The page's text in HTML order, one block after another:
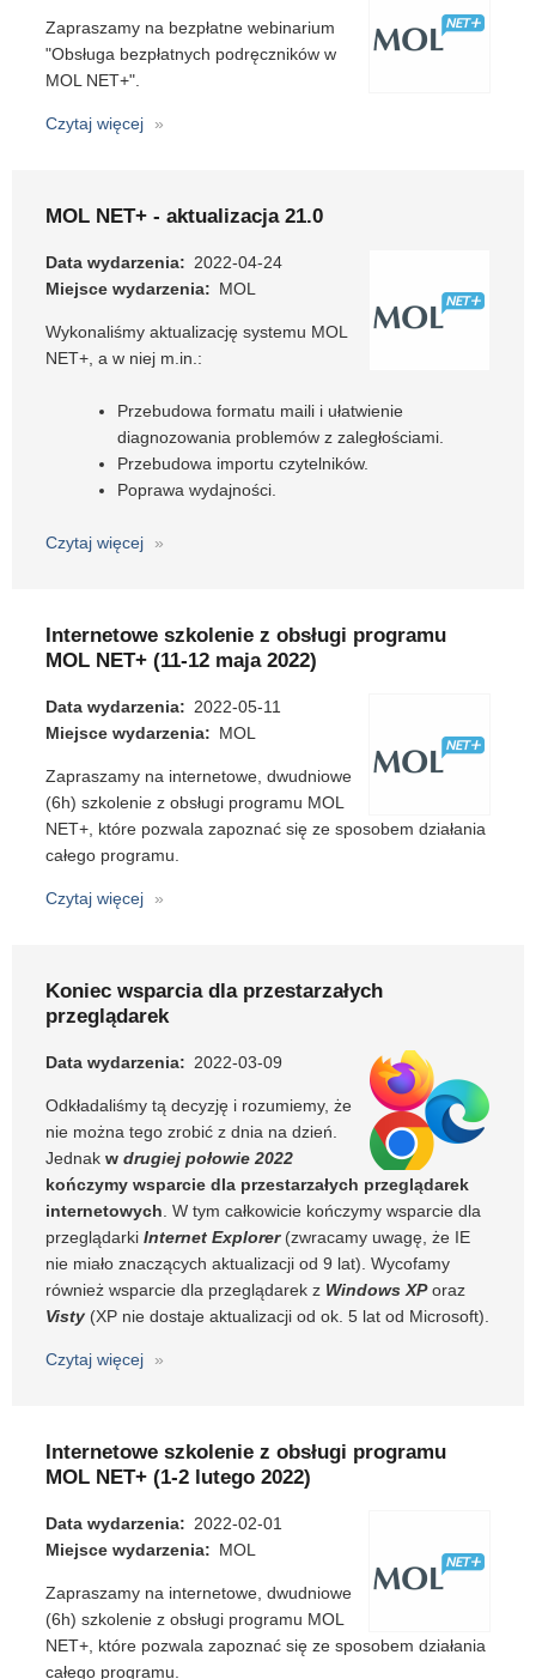
Zapraszamy na bezpłatne webinarium
"Obsługa bezpłatnych podręczników w
MOL NET+".
Czytaj więcej
o
darmowych
podręczników
NET+
MOL NET+ - aktualizacja 21.0
Data wydarzenia
2022-04-24
Miejsce wydarzenia
MOL
Wykonaliśmy aktualizację systemu MOL
NET+, a w niej m.in.:
Przebudowa formatu maili i ułatwienie
diagnozowania problemów z zaległościami.
Przebudowa importu czytelników.
Poprawa wydajności.
Czytaj więcej
o
aktualizacja
21.0
Internetowe szkolenie z obsługi programu
MOL NET+ (11-12 maja 2022)
Data wydarzenia
2022-05-11
Miejsce wydarzenia
MOL
Zapraszamy na internetowe, dwudniowe
(6h) szkolenie z obsługi programu MOL
NET+, które pozwala zapoznać się ze sposobem działania
całego programu.
Czytaj więcej
o
obsługi
MOL
(11-
12
maja
2022)
Koniec wsparcia dla przestarzałych
przeglądarek
Data wydarzenia 2022-03-09
Odkładaliśmy tą decyzję i rozumiemy, że
nie można tego zrobić z dnia na dzień.
Jednak w drugiej połowie 2022
kończymy wsparcie dla przestarzałych przeglądarek
internetowych . W tym całkowicie kończymy wsparcie dla
przeglądarki Internet Explorer(zwracamy uwagę, że IE
nie miało znaczących aktualizacji od 9 lat). Wycofamy
również wsparcie dla przeglądarek z Windows XPoraz
Visty (XP nie dostaje aktualizacji od ok. 5 lat od Microsoft).
Czytaj więcej
o
przestarzałych
przeglądarek
Internetowe szkolenie z obsługi programu
MOL NET+ (1-2 lutego 2022)
Data wydarzenia
2022-02-01
Miejsce wydarzenia
MOL
Zapraszamy na internetowe, dwudniowe
(6h) szkolenie z obsługi programu MOL
NET+, które pozwala zapoznać się ze sposobem działania
całego programu.